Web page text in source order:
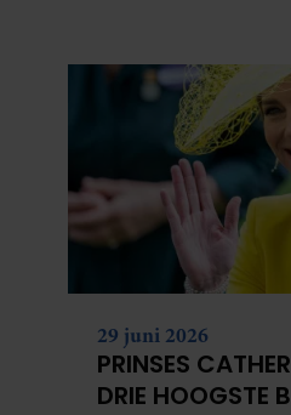
29 juni 2026
PRINSES
DRIE HOOGSTE